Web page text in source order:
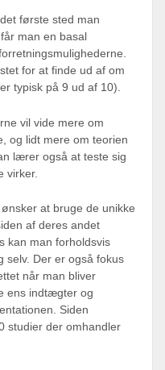
første sted man
man en basal
for at finde ud af om
typisk på 9 ud af 10).
vil vide mere om
og lidt mere om teorien
lærer også at teste sig
virker.
at bruge de unikke
af deres andet
kan man forholdsvis
selv. Der er også fokus
når man bliver
ens indtægter og
Siden
studier der omhandler